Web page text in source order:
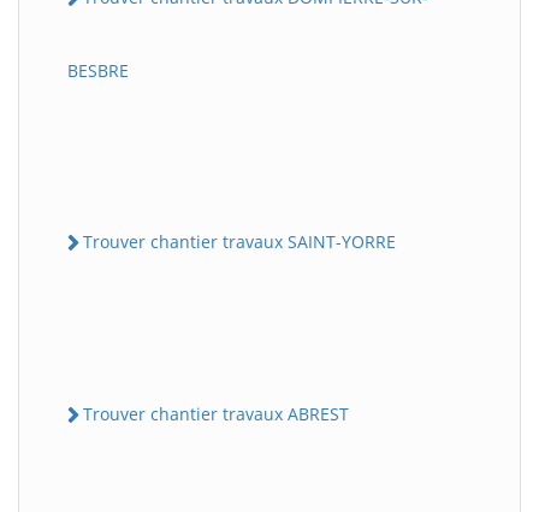
BESBRE
Trouver chantier travaux SAINT-YORRE
Trouver chantier travaux ABREST